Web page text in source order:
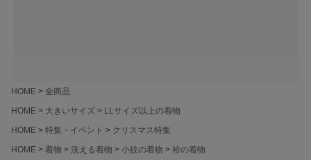
HOME
全商品
HOME
大きいサイズ
LLサイズ以上の着物
HOME
特集・イベント
クリスマス特集
HOME
着物 洗える着物 小紋の着物
袷の着物